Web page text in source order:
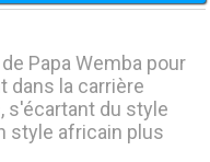
Papa Wemba pour
dans la carrière
s'écartant du style
style africain plus